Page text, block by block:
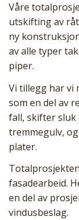
Våre
utskifting av
ny
av alle typer
piper.
Vi tillegg har vi
som en del av
fall, skifter sluk
tremmegulv,
plater.
fasadearbeid.
en del av
vindusbeslag.